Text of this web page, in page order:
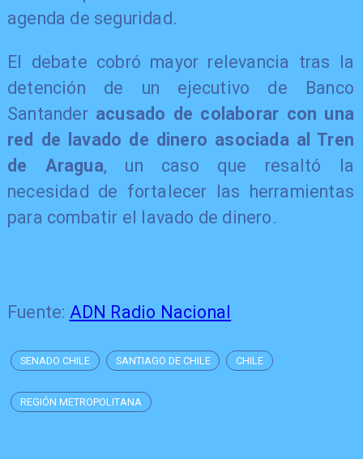
agenda de seguridad.
El debate cobró mayor relevancia tras la
detención de un ejecutivo de Banco
Santander acusado de colaborar con una
red de lavado de dinero asociada al Tren
de Aragua, un caso que resaltó la
necesidad de fortalecer las herramientas
para combatir el lavado de dinero.
Fuente: ADN Radio Nacional
SENADO CHILE SANTIAGO DE CHILE CHILE
REGIÓN METROPOLITANA